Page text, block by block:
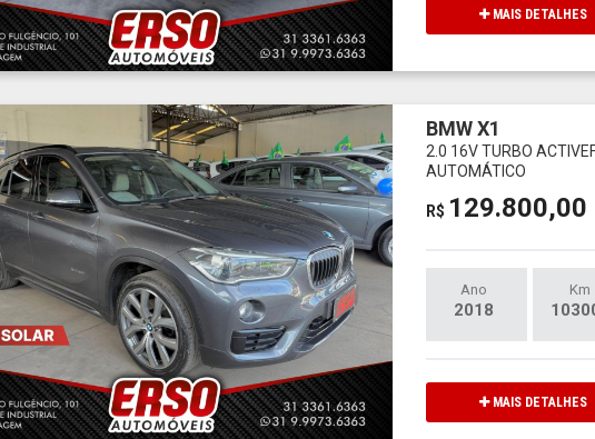
MAIS DETALHES
BMW X1
2.0 16V TURBO
AUTOMÁTICO
R$ 129.800,00
Ano
2018
Km
MAIS DETALHES